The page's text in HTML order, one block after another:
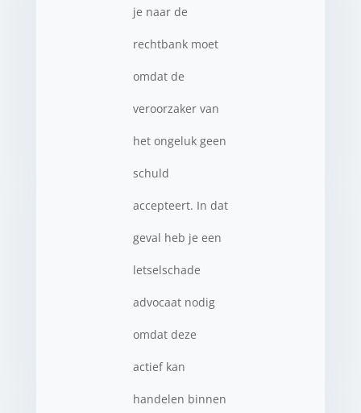
je naar de
rechtbank moet
omdat de
veroorzaker van
het ongeluk geen
schuld
accepteert. In dat
geval heb je een
letselschade
advocaat nodig
omdat deze
actief kan
handelen binnen